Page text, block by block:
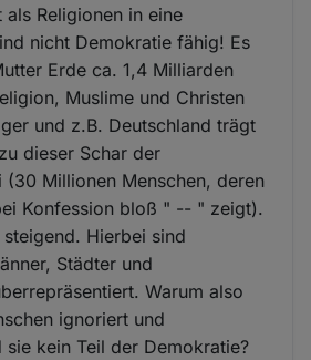
Religionen in eine
nicht Demokratie fähig! Es
Erde ca. 1,4 Milliarden
Muslime und Christen
und z.B. Deutschland trägt
dieser Schar der
(30 Millionen Menschen, deren
Konfession bloß " -- " zeigt).
Hierbei sind
Städter und
Warum also
ignoriert und
sie kein Teil der Demokratie?